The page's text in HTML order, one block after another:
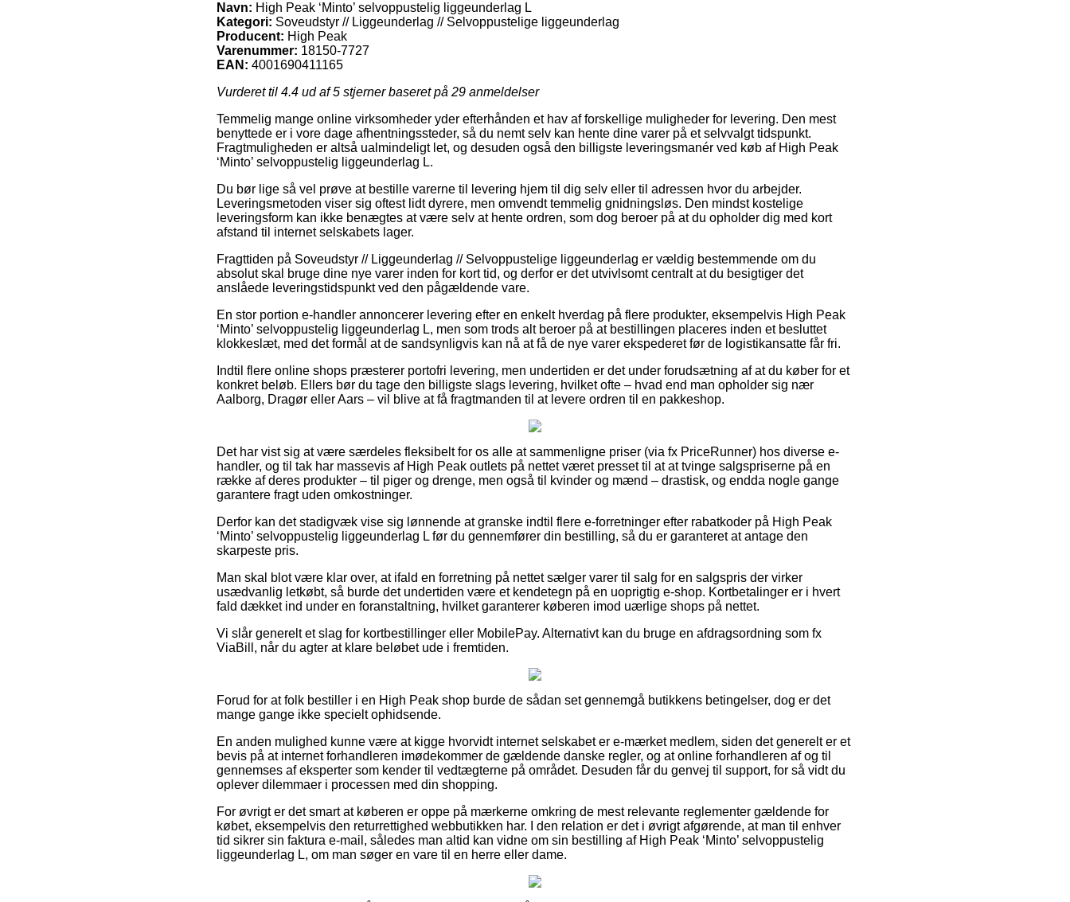
Navn: High Peak ‘Minto’ selvoppustelig liggeunderlag L
Kategori: Soveudstyr // Liggeunderlag // Selvoppustelige liggeunderlag
Producent: High Peak
Varenummer: 18150-7727
EAN: 4001690411165
Vurderet til 4.4 ud af 5 stjerner baseret på 29 anmeldelser
Temmelig mange online virksomheder yder efterhånden et hav af forskellige muligheder for levering. Den mest
benyttede er i vore dage afhentningssteder, så du nemt selv kan hente dine varer på et selvvalgt tidspunkt.
Fragtmuligheden er altså ualmindeligt let, og desuden også den billigste leveringsmanér ved køb af High Peak
‘Minto’ selvoppustelig liggeunderlag L.
Du bør lige så vel prøve at bestille varerne til levering hjem til dig selv eller til adressen hvor du arbejder.
Leveringsmetoden viser sig oftest lidt dyrere, men omvendt temmelig gnidningsløs. Den mindst kostelige
leveringsform kan ikke benægtes at være selv at hente ordren, som dog beroer på at du opholder dig med kort
afstand til internet selskabets lager.
Fragttiden på Soveudstyr // Liggeunderlag // Selvoppustelige liggeunderlag er vældig bestemmende om du
absolut skal bruge dine nye varer inden for kort tid, og derfor er det utvivlsomt centralt at du besigtiger det
anslåede leveringstidspunkt ved den pågældende vare.
En stor portion e-handler annoncerer levering efter en enkelt hverdag på flere produkter, eksempelvis High Peak
‘Minto’ selvoppustelig liggeunderlag L, men som trods alt beroer på at bestillingen placeres inden et besluttet
klokkeslæt, med det formål at de sandsynligvis kan nå at få de nye varer ekspederet før de logistikansatte får fri.
Indtil flere online shops præsterer portofri levering, men undertiden er det under forudsætning af at du køber for et
konkret beløb. Ellers bør du tage den billigste slags levering, hvilket ofte – hvad end man opholder sig nær
Aalborg, Dragør eller Aars – vil blive at få fragtmanden til at levere ordren til en pakkeshop.
Det har vist sig at være særdeles fleksibelt for os alle at sammenligne priser (via fx PriceRunner) hos diverse e-
handler, og til tak har massevis af High Peak outlets på nettet været presset til at at tvinge salgspriserne på en
række af deres produkter – til piger og drenge, men også til kvinder og mænd – drastisk, og endda nogle gange
garantere fragt uden omkostninger.
Derfor kan det stadigvæk vise sig lønnende at granske indtil flere e-forretninger efter rabatkoder på High Peak
‘Minto’ selvoppustelig liggeunderlag L før du gennemfører din bestilling, så du er garanteret at antage den
skarpeste pris.
Man skal blot være klar over, at ifald en forretning på nettet sælger varer til salg for en salgspris der virker
usædvanlig letkøbt, så burde det undertiden være et kendetegn på en uoprigtig e-shop. Kortbetalinger er i hvert
fald dækket ind under en foranstaltning, hvilket garanterer køberen imod uærlige shops på nettet.
Vi slår generelt et slag for kortbestillinger eller MobilePay. Alternativt kan du bruge en afdragsordning som fx
ViaBill, når du agter at klare beløbet ude i fremtiden.
Forud for at folk bestiller i en High Peak shop burde de sådan set gennemgå butikkens betingelser, dog er det
mange gange ikke specielt ophidsende.
En anden mulighed kunne være at kigge hvorvidt internet selskabet er e-mærket medlem, siden det generelt er et
bevis på at internet forhandleren imødekommer de gældende danske regler, og at online forhandleren af og til
gennemses af eksperter som kender til vedtægterne på området. Desuden får du genvej til support, for så vidt du
oplever dilemmaer i processen med din shopping.
For øvrigt er det smart at køberen er oppe på mærkerne omkring de mest relevante reglementer gældende for
købet, eksempelvis den returrettighed webbutikken har. I den relation er det i øvrigt afgørende, at man til enhver
tid sikrer sin faktura e-mail, således man altid kan vidne om sin bestilling af High Peak ‘Minto’ selvoppustelig
liggeunderlag L, om man søger en vare til en herre eller dame.